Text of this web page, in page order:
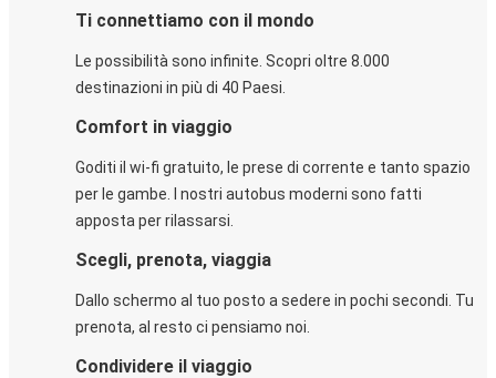
Ti connettiamo con il mondo
Le possibilità sono infinite. Scopri oltre 8.000
destinazioni in più di 40 Paesi.
Comfort in viaggio
Goditi il wi-fi gratuito, le prese di corrente e tanto spazio
per le gambe. I nostri autobus moderni sono fatti
apposta per rilassarsi.
Scegli, prenota, viaggia
Dallo schermo al tuo posto a sedere in pochi secondi. Tu
prenota, al resto ci pensiamo noi.
Condividere il viaggio